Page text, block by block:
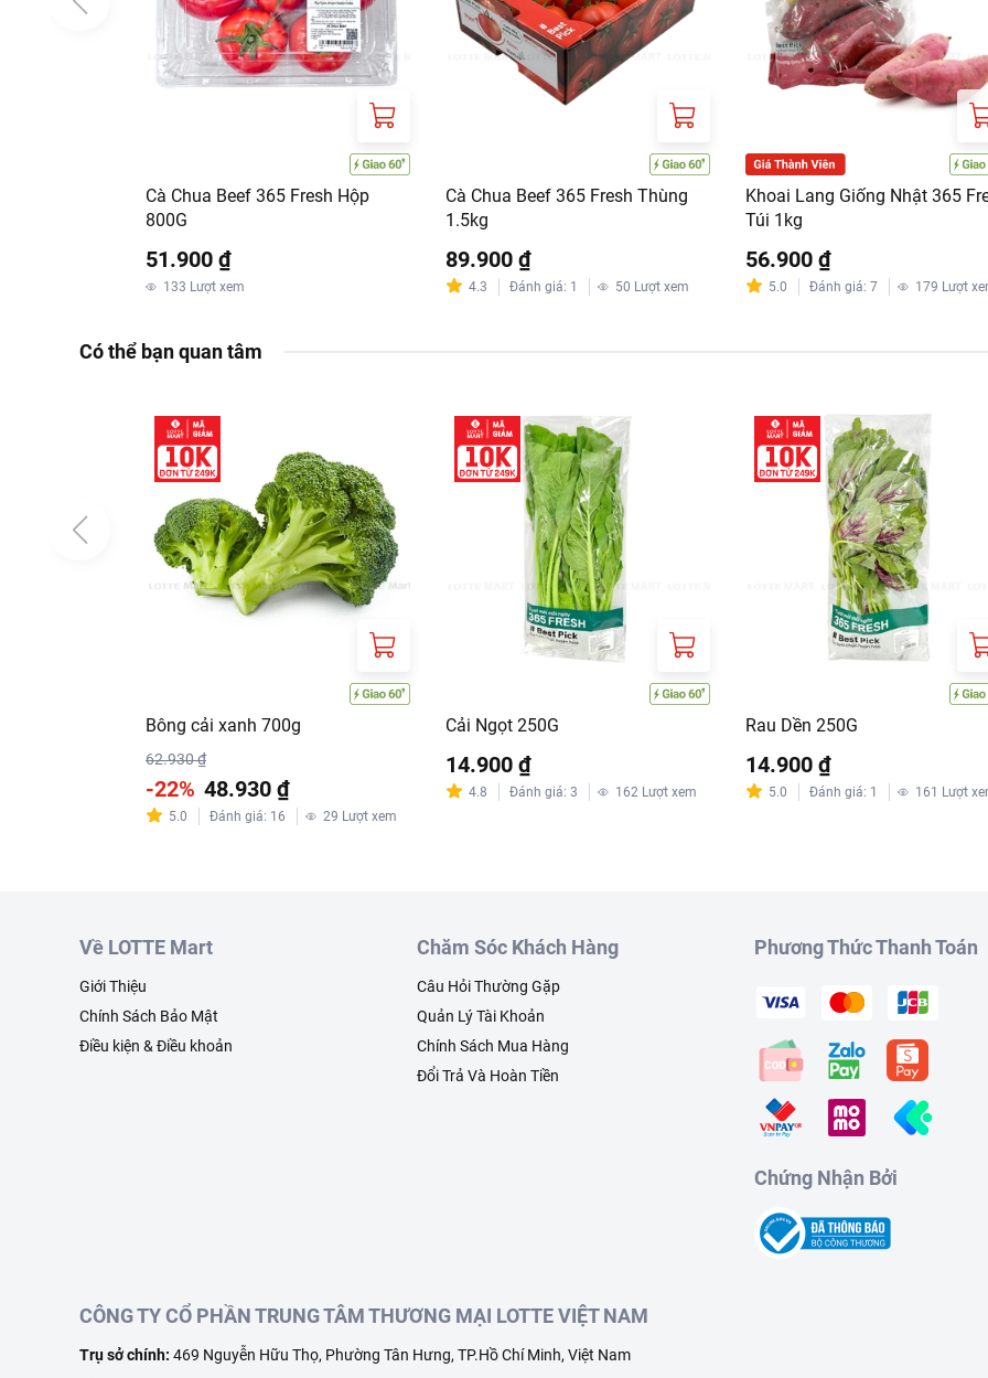
Khoai tây nghiền
Cà Chua Beef 365 Fresh Hộp
800G
51.900 ₫
133 Lượt xem
Cà Chua Beef 365 Fresh Thùng
1.5kg
89.900 ₫
4.3 Đánh giá: 1 50 Lượt xem
Khoai Lang Giống Nhật 365
Túi 1kg
56.900 ₫
5.0 Đánh giá: 7 179 Lượt
Có thể bạn quan tâm
Bông cải xanh 700g
62.930 ₫
-22% 48.930 ₫
5.0 Đánh giá: 16 29 Lượt xem
Cải Ngọt 250G
14.900 ₫
4.8 Đánh giá: 3 162 Lượt xem
Rau Dền 250G
14.900 ₫
5.0 Đánh giá: 1 161 Lượt
Về LOTTE Mart
Giới Thiệu
Chính Sách Bảo Mật
Điều kiện & Điều khoản
Chăm Sóc Khách Hàng
Câu Hỏi Thường Gặp
Quản Lý Tài Khoản
Chính Sách Mua Hàng
Đổi Trả Và Hoàn Tiền
Phương Thức Thanh Toán
Chứng Nhận Bởi
CÔNG TY CỔ PHẦN TRUNG TÂM THƯƠNG MẠI LOTTE VIỆT NAM
Trụ sở chính: 469 Nguyễn Hữu Thọ, Phường Tân Hưng, TP.Hồ Chí Minh, Việt Nam